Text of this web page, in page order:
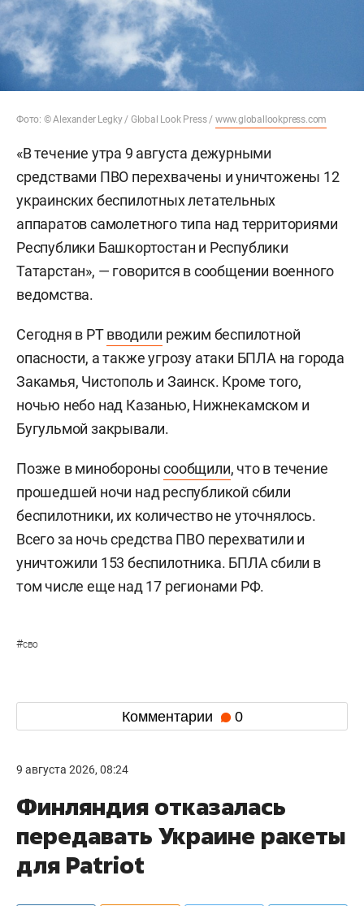
Фото: © Alexander Legky / Global Look Press / www.globallookpress.com
«В течение утра 9 августа дежурными
средствами ПВО перехвачены и уничтожены 12
украинских беспилотных летательных
аппаратов самолетного типа над территориями
Республики Башкортостан и Республики
Татарстан», — говорится в сообщении военного
ведомства.
Сегодня в РТвводили режим беспилотной
опасности, а также угрозу атаки БПЛА на города
Закамья, Чистополь и Заинск. Кроме того,
ночью небо над Казанью, Нижнекамском и
Бугульмой закрывали.
Позже в миноборонысообщили, что в течение
прошедшей ночи над республикой сбили
беспилотники, их количество не уточнялось.
Всего за ночь средства ПВО перехватили и
уничтожили 153 беспилотника. БПЛА сбили в
том числе еще над 17 регионами РФ.
#сво
Комментарии 0
9 августа 2026, 08:24
Финляндия отказалась
передавать Украине ракеты
для Patriot